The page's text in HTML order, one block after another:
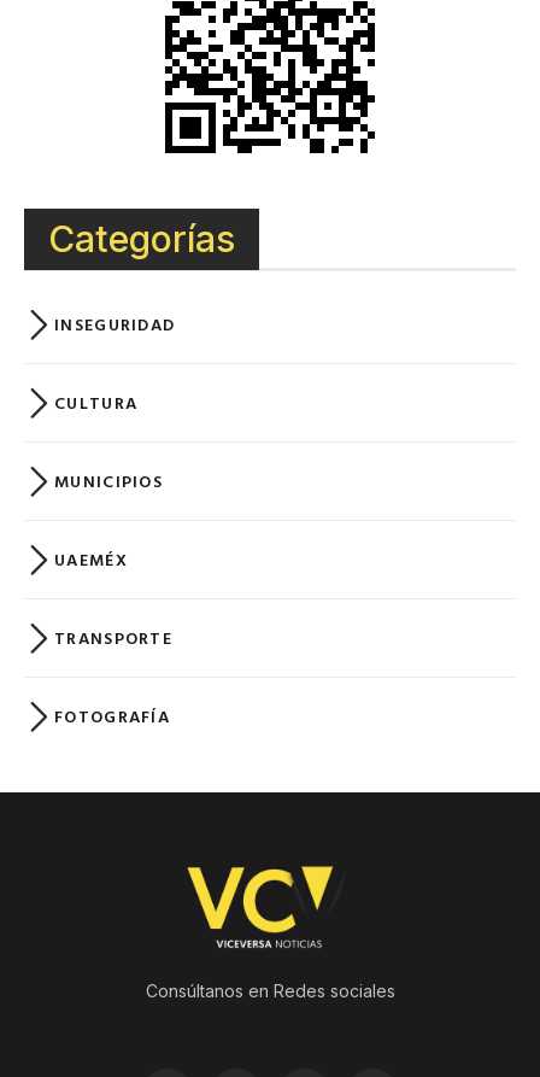
Categorías
INSEGURIDAD
CULTURA
MUNICIPIOS
UAEMÉX
TRANSPORTE
FOTOGRAFÍA
Consúltanos en Redes sociales